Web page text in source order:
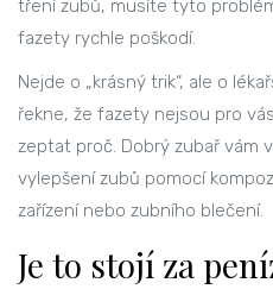
tření zubů, musíte tyto
fazety rychle poškodí.
Nejde o „krásný trik“, ale o
řekne, že fazety nejsou pro
zeptat proč. Dobrý zubař vám
vylepšení zubů pomocí
zařízení nebo zubního blečení.
Je to stojí za